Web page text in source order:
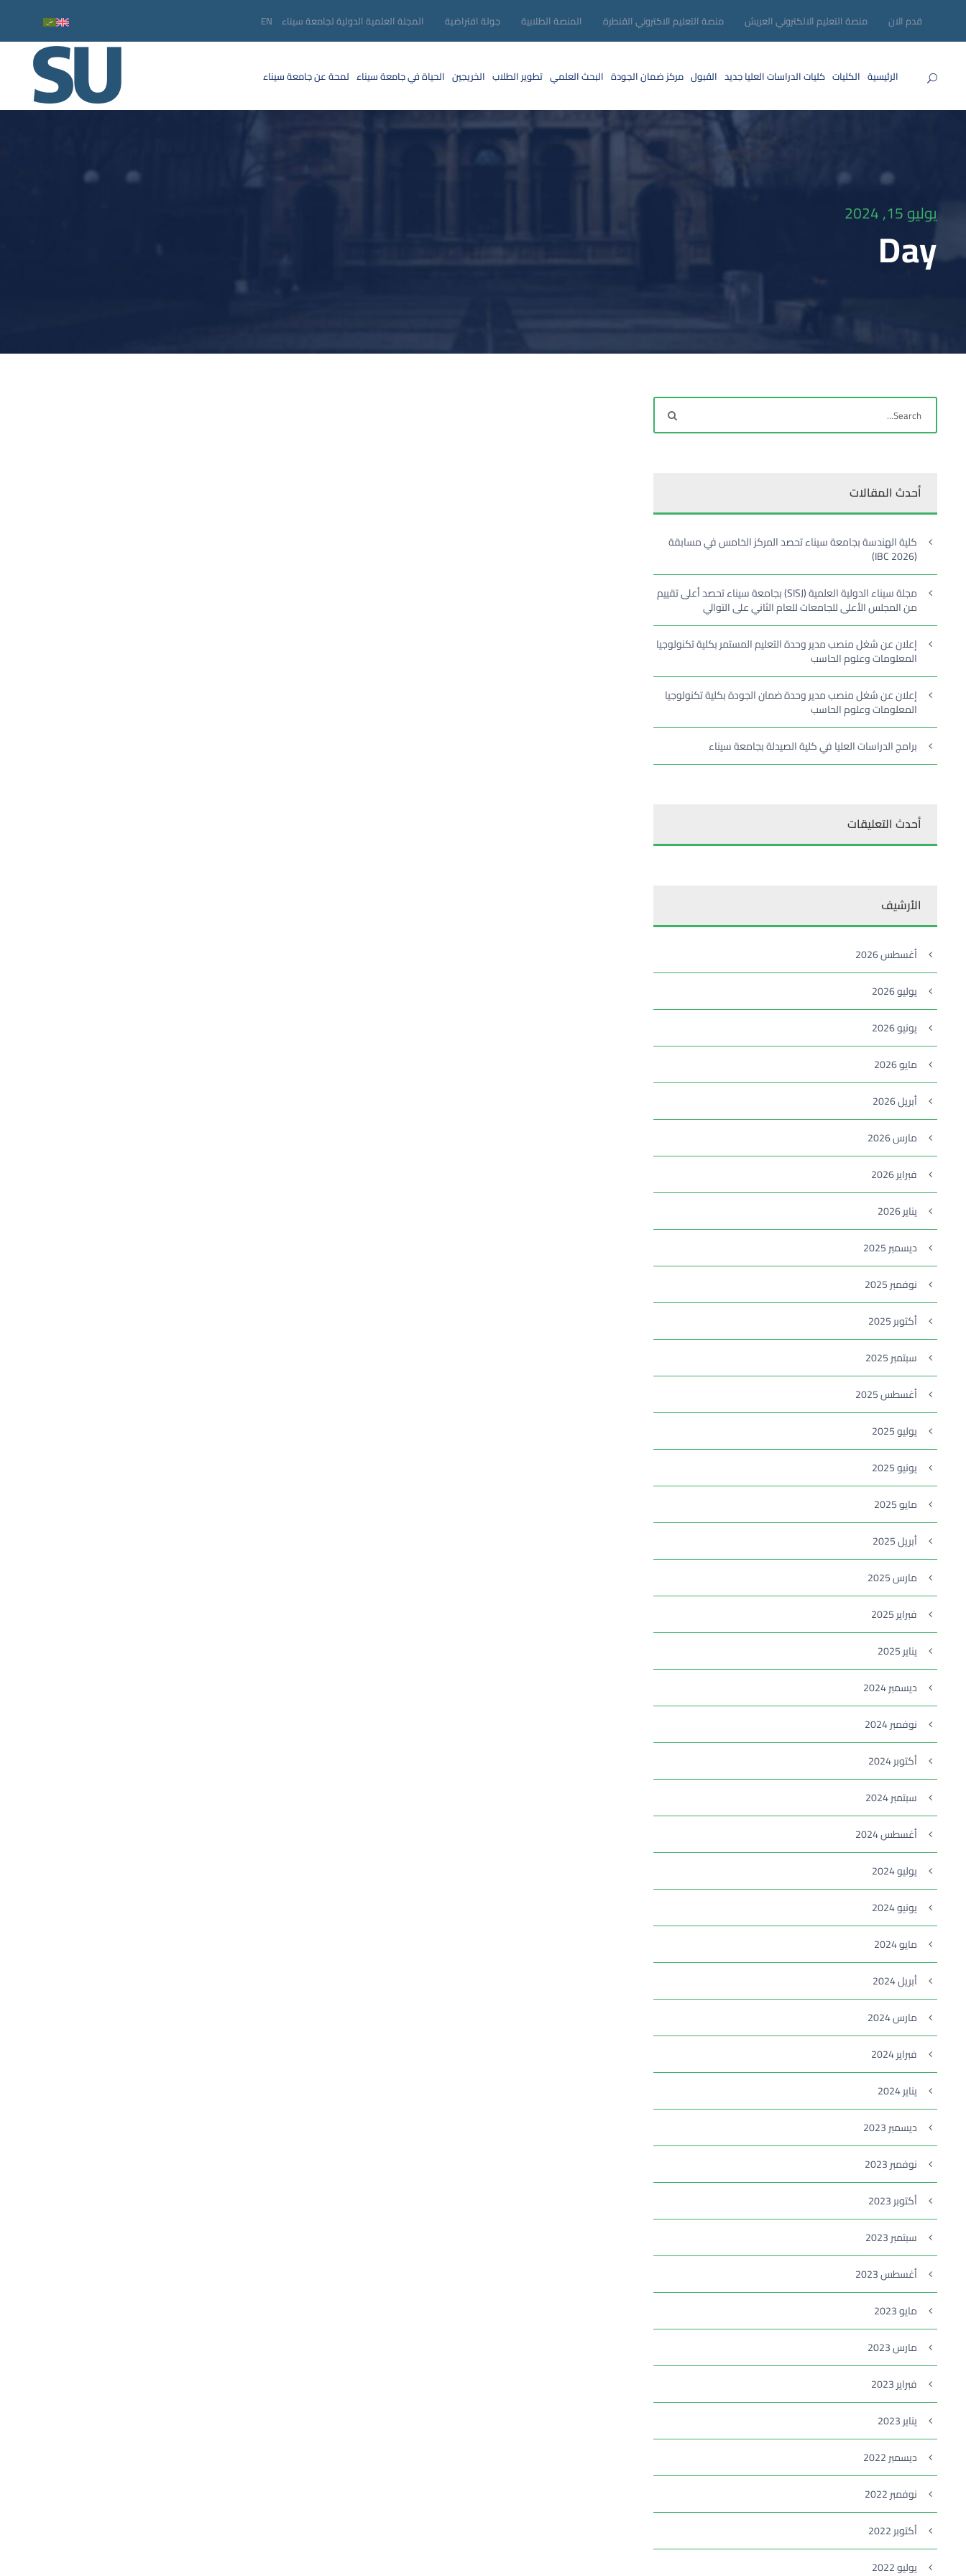
قدم الان منصة التعليم الالكتروني العريش منصة التعليم الاكتروني القنطرة المنصة الطلابية جولة افتراضية المجلة العلمية الدولية لجامعة سيناء EN
الرئيسية الكليات كليات الدراسات العلياجديد القبول مركز ضمان الجودة البحث العلمي تطوير الطلاب الخريجين الحياة في جامعة سيناء لمحة عن جامعة سيناء
يوليو 15, 2024
Day
أحدث المقالات
كلية الهندسة بجامعة سيناء تحصد المركز الخامس في مسابقة
(IBC 2026)
مجلة سيناء الدولية العلمية (SISJ) بجامعة سيناء تحصد أعلى تقييم
من المجلس الأعلى للجامعات للعام الثاني على التوالي
إعلان عن شغل منصب مدير وحدة التعليم المستمر بكلية تكنولوجيا
المعلومات وعلوم الحاسب
إعلان عن شغل منصب مدير وحدة ضمان الجودة بكلية تكنولوجيا
المعلومات وعلوم الحاسب
برامج الدراسات العليا في كلية الصيدلة بجامعة سيناء
أحدث التعليقات
الأرشيف
أغسطس 2026
يوليو 2026
يونيو 2026
مايو 2026
أبريل 2026
مارس 2026
فبراير 2026
يناير 2026
ديسمبر 2025
نوفمبر 2025
أكتوبر 2025
سبتمبر 2025
أغسطس 2025
يوليو 2025
يونيو 2025
مايو 2025
أبريل 2025
مارس 2025
فبراير 2025
يناير 2025
ديسمبر 2024
نوفمبر 2024
أكتوبر 2024
سبتمبر 2024
أغسطس 2024
يوليو 2024
يونيو 2024
مايو 2024
أبريل 2024
مارس 2024
فبراير 2024
يناير 2024
ديسمبر 2023
نوفمبر 2023
أكتوبر 2023
سبتمبر 2023
أغسطس 2023
مايو 2023
مارس 2023
فبراير 2023
يناير 2023
ديسمبر 2022
نوفمبر 2022
أكتوبر 2022
يوليو 2022